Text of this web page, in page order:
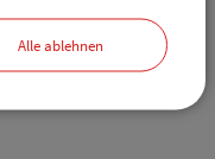
Alle ablehnen